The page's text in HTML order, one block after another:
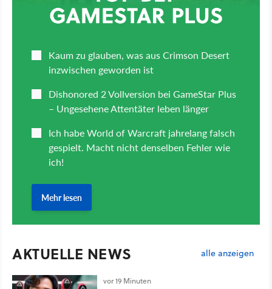
AKTUELLE NEWS alle anzeigen
vor 19 Minuten